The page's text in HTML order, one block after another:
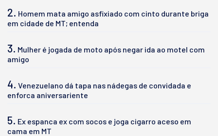
2. Homem mata amigo asfixiado com cinto durante briga
em cidade de MT; entenda
3. Mulher é jogada de moto após negar ida ao motel com
amigo
4. Venezuelano dá tapa nas nádegas de convidada e
enforca aniversariente
5. Ex espanca ex com socos e joga cigarro aceso em
cama em MT